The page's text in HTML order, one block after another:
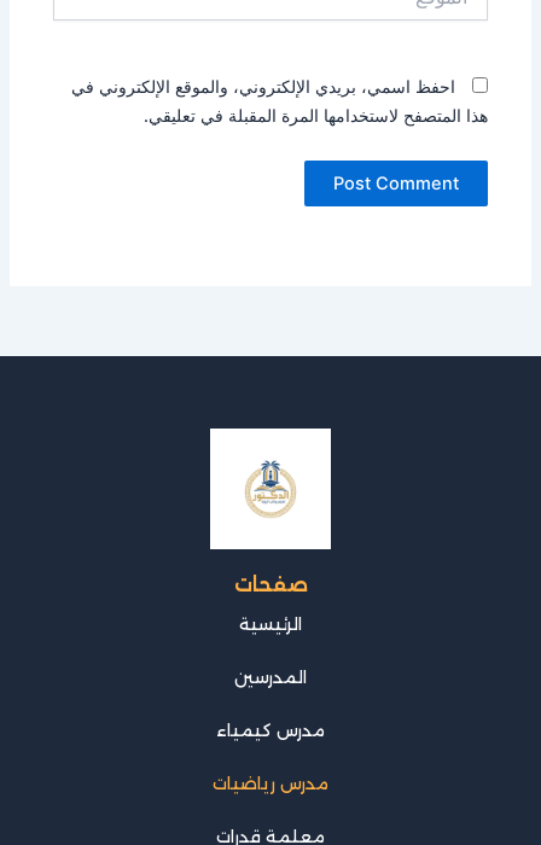
احفظ اسمي، بريدي الإلكتروني، والموقع الإلكتروني في
هذا المتصفح لاستخدامها المرة المقبلة في تعليقي.
صفحات
الرئيسية
المدرسين
مدرس كيمياء
مدرس رياضيات
معلمة قدرات